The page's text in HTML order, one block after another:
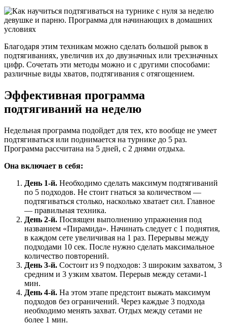
Благодаря этим техникам можно сделать большой рывок в
подтягиваниях, увеличив их до двузначных или трехзначных
цифр. Сочетать эти методы можно и с другими способами:
различные виды хватов, подтягивания с отягощением.
Эффективная программа
подтягиваний на неделю
Недельная программа подойдет для тех, кто вообще не умеет
подтягиваться или поднимается на турнике до 5 раз.
Программа рассчитана на 5 дней, с 2 днями отдыха.
Она включает в себя:
День 1-й. Необходимо сделать максимум подтягиваний
по 5 подходов. Не стоит гнаться за количеством —
подтягиваться столько, насколько хватает сил. Главное
— правильная техника.
День 2-й. Посвящен выполнению упражнения под
названием «Пирамида». Начинать следует с 1 поднятия,
в каждом сете увеличивая на 1 раз. Перерывы между
подходами 10 сек. После нужно сделать максимальное
количество повторений.
День 3-й. Состоит из 9 подходов: 3 широким захватом, 3
средним и 3 узким хватом. Перерыв между сетами-1
мин.
День 4-й. На этом этапе предстоит выжать максимум
подходов без ограничений. Через каждые 3 подхода
необходимо менять захват. Отдых между сетами не
более 1 мин.